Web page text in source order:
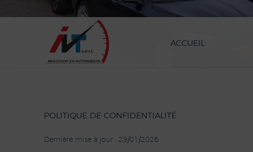
ACCUEIL
POLITIQUE DE CONFIDENTIALITÉ
Dernière mise à jour : 29/01/2026